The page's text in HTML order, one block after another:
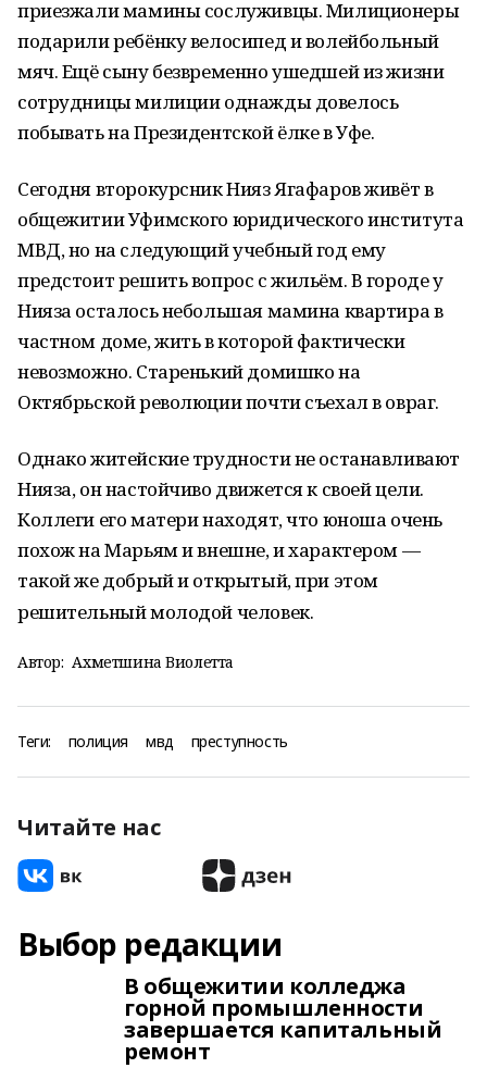
приезжали мамины сослуживцы. Милиционеры
подарили ребёнку велосипед и волейбольный
мяч. Ещё сыну безвременно ушедшей из жизни
сотрудницы милиции однажды довелось
побывать на Президентской ёлке в Уфе.
Сегодня второкурсник Нияз Ягафаров живёт в
общежитии Уфимского юридического института
МВД, но на следующий учебный год ему
предстоит решить вопрос с жильём. В городе у
Нияза осталось небольшая мамина квартира в
частном доме, жить в которой фактически
невозможно. Старенький домишко на
Октябрьской революции почти съехал в овраг.
Однако житейские трудности не останавливают
Нияза, он настойчиво движется к своей цели.
Коллеги его матери находят, что юноша очень
похож на Марьям и внешне, и характером —
такой же добрый и открытый, при этом
решительный молодой человек.
Автор: Ахметшина Виолетта
Теги: полиция мвд преступность
Читайте нас
Выбор редакции
В общежитии колледжа
горной промышленности
завершается капитальный
ремонт